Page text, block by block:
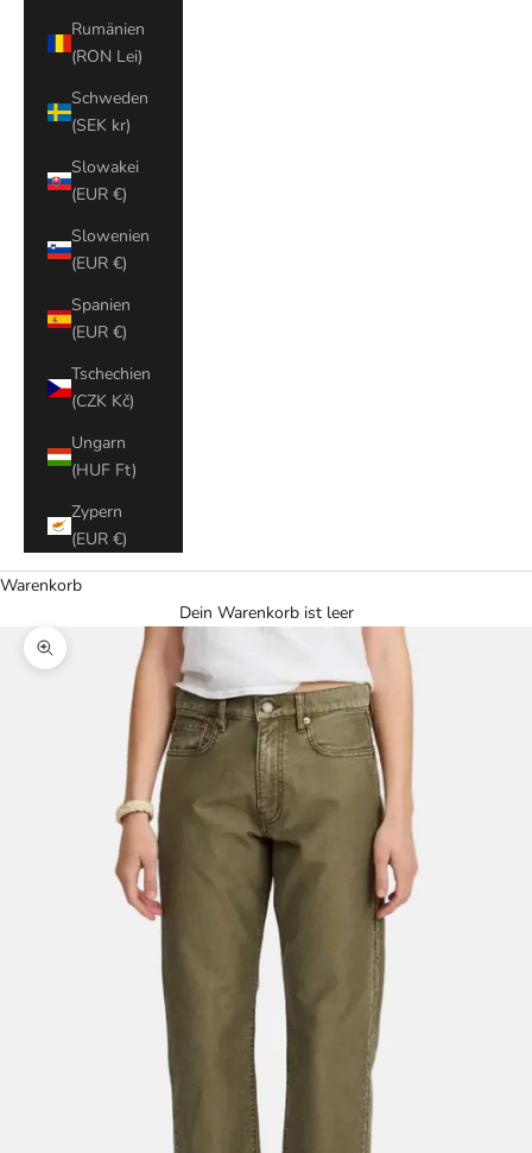
Rumänien
(RON Lei)
Schweden
(SEK kr)
Slowakei
(EUR €)
Slowenien
(EUR €)
Spanien
(EUR €)
Tschechien
(CZK Kč)
Ungarn
(HUF Ft)
Zypern
(EUR €)
Warenkorb
Dein Warenkorb ist leer
Bild vergrößern